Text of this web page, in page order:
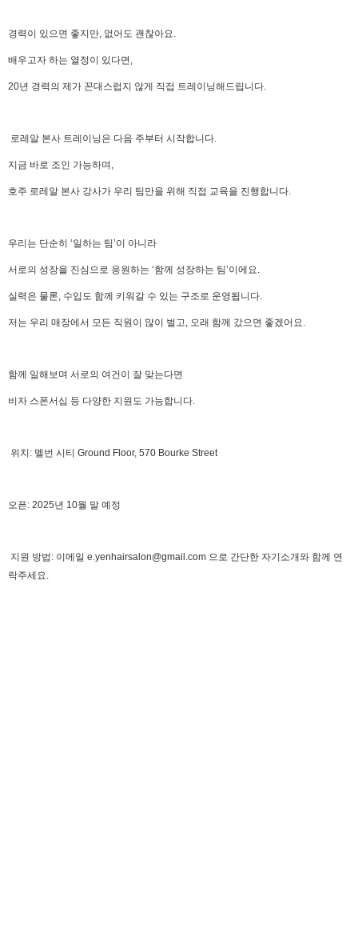
경력이 있으면 좋지만, 없어도 괜찮아요.
배우고자 하는 열정이 있다면,
20년 경력의 제가 꼰대스럽지 않게 직접 트레이닝해드립니다.
로레알 본사 트레이닝은 다음 주부터 시작합니다.
지금 바로 조인 가능하며,
호주 로레알 본사 강사가 우리 팀만을 위해 직접 교육을 진행합니다.
우리는 단순히 ‘일하는 팀’이 아니라
서로의 성장을 진심으로 응원하는 ‘함께 성장하는 팀’이에요.
실력은 물론, 수입도 함께 키워갈 수 있는 구조로 운영됩니다.
저는 우리 매장에서 모든 직원이 많이 벌고, 오래 함께 갔으면 좋겠어요.
함께 일해보며 서로의 여건이 잘 맞는다면
비자 스폰서십 등 다양한 지원도 가능합니다.
위치: 멜번 시티 Ground Floor, 570 Bourke Street
오픈: 2025년 10월 말 예정
지원 방법: 이메일 e.yenhairsalon@gmail.com 으로 간단한 자기소개와 함께 연
락주세요.